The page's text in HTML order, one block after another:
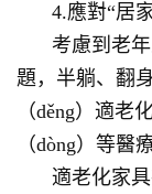
4.應對“居
考慮到老
題，半躺、翻
（děng）適
（dòng）等醫
適老化家